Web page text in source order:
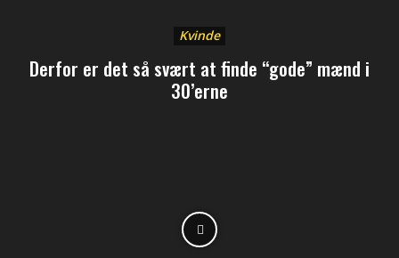
Kvinde
Derfor er det så svært at finde “gode” mænd i
30’erne